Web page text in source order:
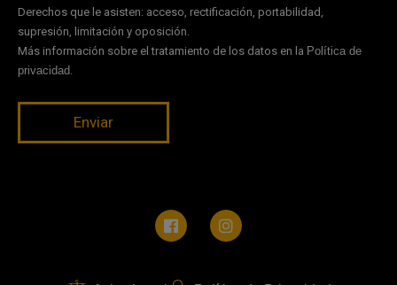
Derechos que le asisten: acceso, rectificación, portabilidad,
supresión, limitación y oposición.
Más información sobre el tratamiento de los datos en la Política de
privacidad